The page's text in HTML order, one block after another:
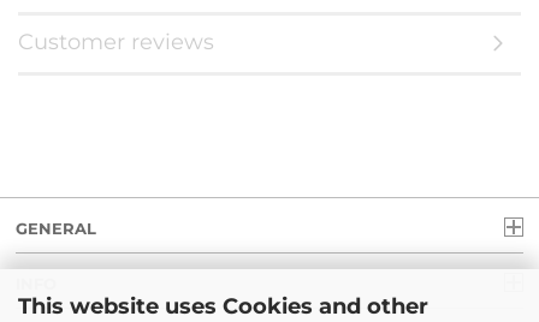
This website uses Cookies and other
Customer reviews
GENERAL